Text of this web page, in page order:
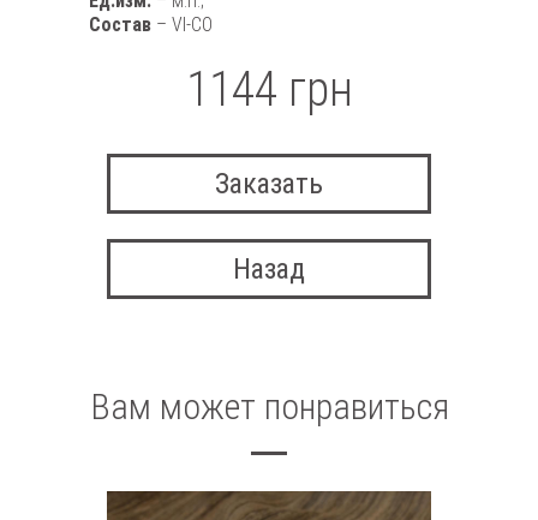
Состав – VI-CO
1144 грн
Заказать
Назад
Вам может понравиться